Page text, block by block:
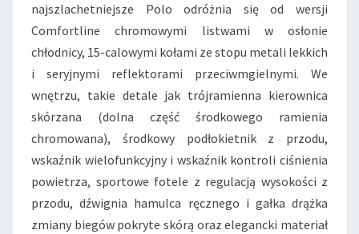
najszlachetniejsze Polo odróżnia się od wersji
Comfortline chromowymi listwami w osłonie
chłodnicy, 15-calowymi kołami ze stopu metali lekkich
i seryjnymi reflektorami przeciwmgielnymi. We
wnętrzu, takie detale jak trójramienna kierownica
skórzana (dolna część środkowego ramienia
chromowana), środkowy podłokietnik z przodu,
wskaźnik wielofunkcyjny i wskaźnik kontroli ciśnienia
powietrza, sportowe fotele z regulacją wysokości z
przodu, dźwignia hamulca ręcznego i gałka drążka
zmiany biegów pokryte skórą oraz elegancki materiał